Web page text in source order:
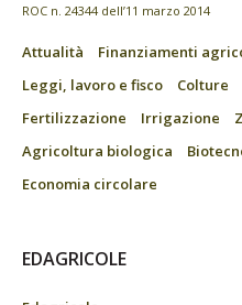
ROC n. 24344 dell’11 marzo 2014
Attualità Finanziamenti
Leggi, lavoro e fisco
Colture
Fertilizzazione
Irrigazione
Agricoltura biologica
Economia circolare
EDAGRICOLE